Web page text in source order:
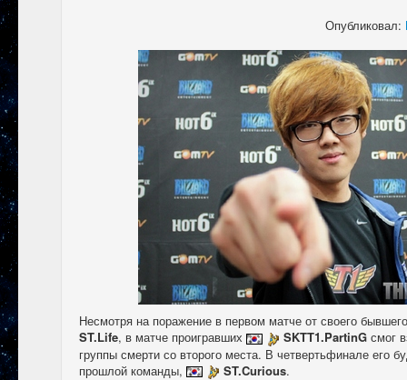
Опубликовал:
Несмотря на поражение в первом матче от своего
ST.Life, в матче проигравших SKTT1.PartinG смог
группы смерти со второго места. В четвертьфинале его
прошлой команды,
ST.Curious.